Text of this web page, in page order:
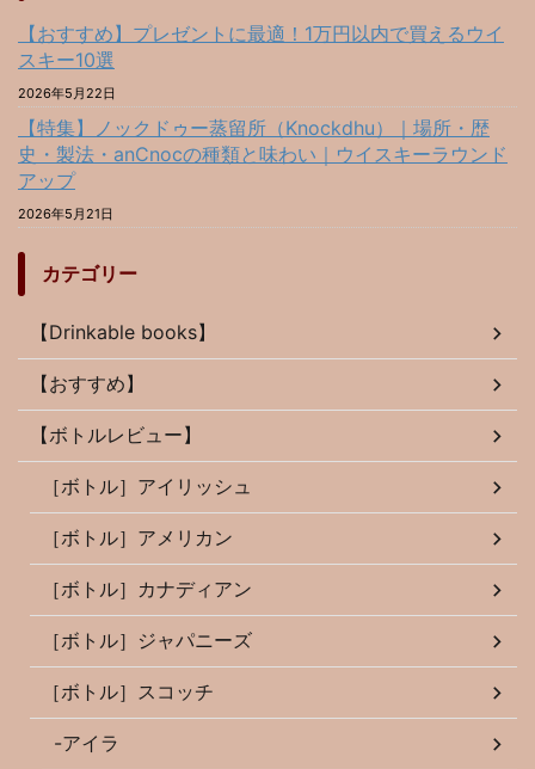
【おすすめ】プレゼントに最適！1万円以内で買えるウイ
スキー10選
2026年5月22日
【特集】ノックドゥー蒸留所（Knockdhu）｜場所・歴
史・製法・anCnocの種類と味わい｜ウイスキーラウンド
アップ
2026年5月21日
カテゴリー
【Drinkable books】
【おすすめ】
【ボトルレビュー】
［ボトル］アイリッシュ
［ボトル］アメリカン
［ボトル］カナディアン
［ボトル］ジャパニーズ
［ボトル］スコッチ
-アイラ